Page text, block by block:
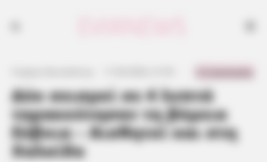
Δύο σεισμοί σε 4 λεπτά
ταρακούνησαν τη βόρεια
Εύβοια – Αισθητοί και στη
Χαλκίδα